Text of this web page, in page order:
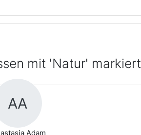
mit 'Natur' markiert
AA
Adam